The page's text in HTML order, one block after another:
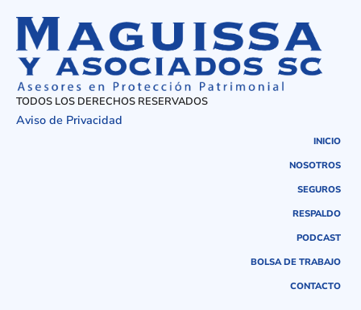
TODOS LOS DERECHOS RESERVADOS
Aviso de Privacidad
INICIO
NOSOTROS
SEGUROS
RESPALDO
PODCAST
BOLSA DE TRABAJO
CONTACTO